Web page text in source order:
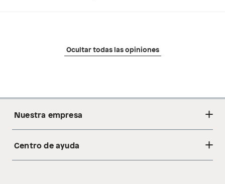
Ocultar todas las opiniones
Nuestra empresa
Acerca de nosotros
Centro de ayuda